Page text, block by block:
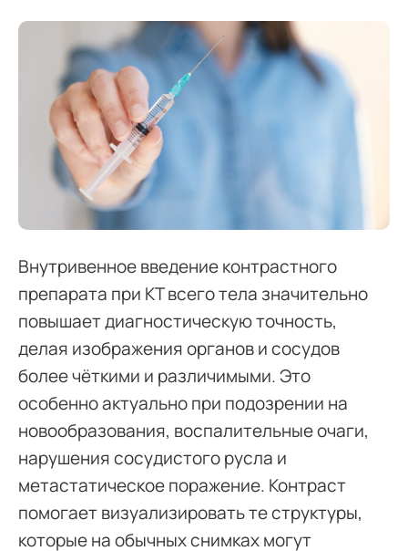
Внутривенное введение контрастного
препарата при КТ всего тела значительно
повышает диагностическую точность,
делая изображения органов и сосудов
более чёткими и различимыми. Это
особенно актуально при подозрении на
новообразования, воспалительные очаги,
нарушения сосудистого русла и
метастатическое поражение. Контраст
помогает визуализировать те структуры,
которые на обычных снимках могут